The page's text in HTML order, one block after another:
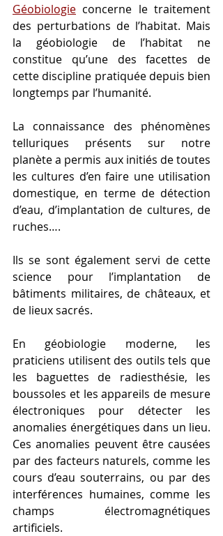
Géobiologie concerne le traitement
des perturbations de l’habitat. Mais
la géobiologie de l’habitat ne
constitue qu’une des facettes de
cette discipline pratiquée depuis bien
longtemps par l’humanité.
La connaissance des phénomènes
telluriques présents sur notre
planète a permis aux initiés de toutes
les cultures d’en faire une utilisation
domestique, en terme de détection
d’eau, d’implantation de cultures, de
ruches….
Ils se sont également servi de cette
science pour l’implantation de
bâtiments militaires, de châteaux, et
de lieux sacrés.
En géobiologie moderne, les
praticiens utilisent des outils tels que
les baguettes de radiesthésie, les
boussoles et les appareils de mesure
électroniques pour détecter les
anomalies énergétiques dans un lieu.
Ces anomalies peuvent être causées
par des facteurs naturels, comme les
cours d’eau souterrains, ou par des
interférences humaines, comme les
champs électromagnétiques
artificiels.